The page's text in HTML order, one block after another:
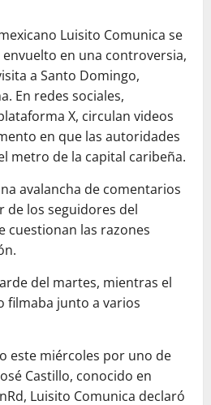
Luisito Comunica se
en una controversia,
a Santo Domingo,
En redes sociales,
X, circulan videos
en que las autoridades
metro de la capital caribeña.
avalancha de comentarios
de los seguidores del
cuestionan las razones
del martes, mientras el
filmaba junto a varios
este miércoles por uno de
Castillo, conocido en
Luisito Comunica declaró